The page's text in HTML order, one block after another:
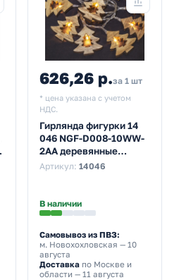
626,26 р.за 1 шт
* цена указана с учетом
НДС.
Гирлянда фигурки 14
046 NGF-D008-10WW-
2AA деревянные
елочки постоянное
Артикул: 14046
В наличии
Самовывоз из ПВЗ:
м. Новохохловская — 10
августа
Доставкапо Москве и
области — 11 августа